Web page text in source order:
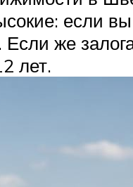
если вы
же
лет.